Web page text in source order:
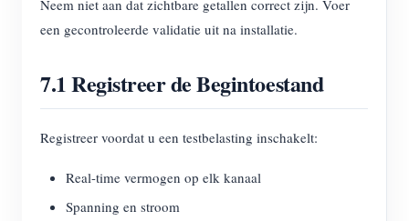
Neem niet aan dat zichtbare getallen correct zijn. Voer
een gecontroleerde validatie uit na installatie.
7.1 Registreer de Begintoestand
Registreer voordat u een testbelasting inschakelt:
Real-time vermogen op elk kanaal
Spanning en stroom